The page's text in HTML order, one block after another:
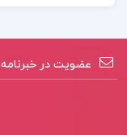
عضویت در خبرنامه